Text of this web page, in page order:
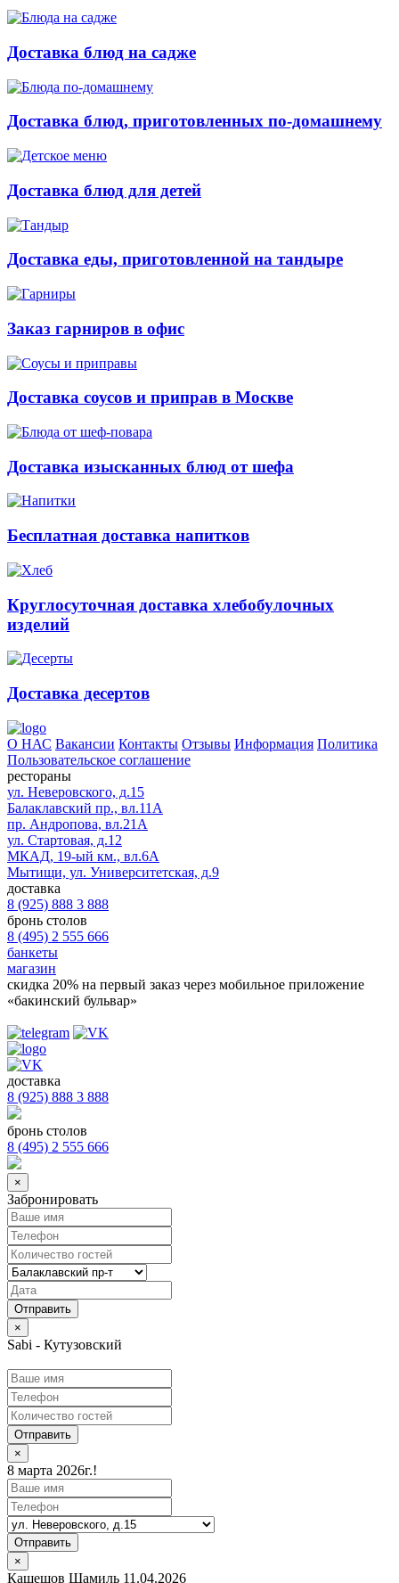
Доставка блюд на садже
Доставка блюд, приготовленных по-домашнему
Доставка блюд для детей
Доставка еды, приготовленной на тандыре
Заказ гарниров в офис
Доставка соусов и приправ в Москве
Доставка изысканных блюд от шефа
Бесплатная доставка напитков
Круглосуточная доставка хлебобулочных
изделий
Доставка десертов
О НАС Вакансии Контакты Отзывы Информация Политика
Пользовательское соглашение
рестораны
ул. Неверовского, д.15
Балаклавский пр., вл.11А
пр. Андропова, вл.21А
ул. Стартовая, д.12
МКАД, 19-ый км., вл.6А
Мытищи, ул. Университетская, д.9
доставка
8 (925) 888 3 888
бронь столов
8 (495) 2 555 666
банкеты
магазин
скидка 20% на первый заказ через мобильное приложение
«бакинский бульвар»
доставка
8 (925) 888 3 888
бронь столов
8 (495) 2 555 666
×
Забронировать
×
Sabi - Кутузовский
Отправить
×
8 марта 2026г.!
Отправить
×
Кашешов Шамиль 11.04.2026